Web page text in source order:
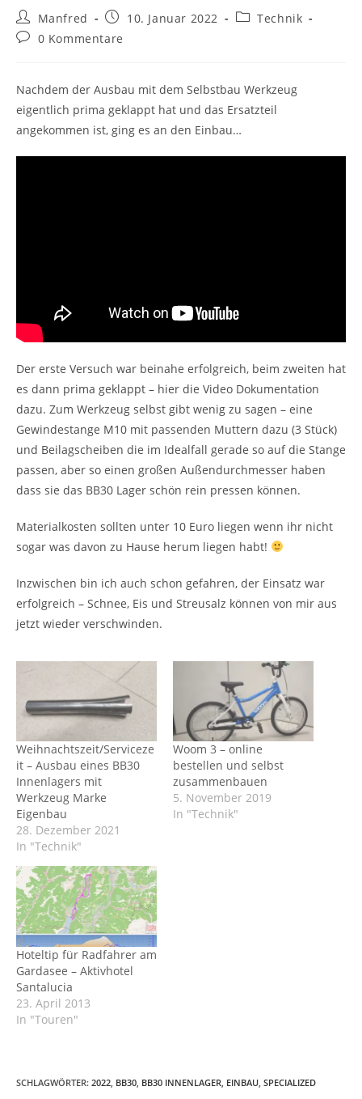
Beitrags-
Autor:
Manfred
Beitrag10. Januar 2022
Beitrags-
Technik
Beitrags-
0 Kommentare
Nachdem der Ausbau mit dem Selbstbau Werkzeug
eigentlich prima geklappt hat und das Ersatzteil
angekommen ist, ging es an den Einbau…
Der erste Versuch war beinahe erfolgreich, beim zweiten hat
es dann prima geklappt – hier die Video Dokumentation
dazu. Zum Werkzeug selbst gibt wenig zu sagen – eine
Gewindestange M10 mit passenden Muttern dazu (3 Stück)
und Beilagscheiben die im Idealfall gerade so auf die Stange
passen, aber so einen großen Außendurchmesser haben
dass sie das BB30 Lager schön rein pressen können.
Materialkosten sollten unter 10 Euro liegen wenn ihr nicht
sogar was davon zu Hause herum liegen habt!
Inzwischen bin ich auch schon gefahren, der Einsatz war
erfolgreich – Schnee, Eis und Streusalz können von mir aus
jetzt wieder verschwinden.
Weihnachtszeit/Serviceze
it – Ausbau eines BB30
Innenlagers mit
Werkzeug Marke
Eigenbau
28. Dezember 2021
In "Technik"
Woom 3 – online
bestellen und selbst
zusammenbauen
5. November 2019
In "Technik"
Hoteltip für Radfahrer am
Gardasee – Aktivhotel
Santalucia
23. April 2013
In "Touren"
SCHLAGWÖRTER: 2022 BB30 BB30 INNENLAGER EINBAU SPECIALIZED